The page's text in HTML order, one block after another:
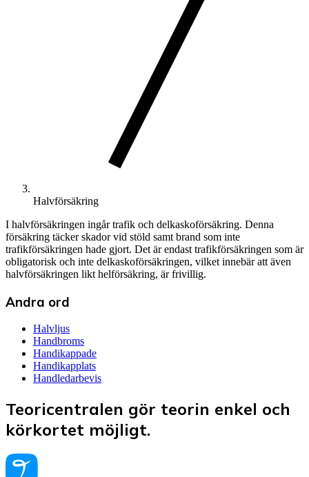
Halvförsäkring
I halvförsäkringen ingår trafik och delkaskoförsäkring. Denna
försäkring täcker skador vid stöld samt brand som inte
trafikförsäkringen hade gjort. Det är endast trafikförsäkringen som är
obligatorisk och inte delkaskoförsäkringen, vilket innebär att även
halvförsäkringen likt helförsäkring, är frivillig.
Andra ord
Halvljus
Handbroms
Handikappade
Handikapplats
Handledarbevis
Teoricentralen gör teorin enkel och
körkortet möjligt.